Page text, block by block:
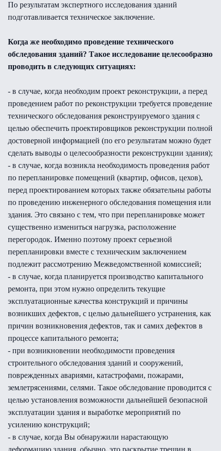
По результатам экспертного исследования зданий
подготавливается техническое заключение.
Когда же необходимо проведение технического
обследования зданий? Такое исследование целесообразно
проводить в следующих ситуациях:
- в случае, когда необходим проект реконструкции, а перед
проведением работ по реконструкции требуется проведение
технического обследования реконструируемого здания с
целью обеспечить проектировщиков реконструкции полной
достоверной информацией (по его результатам можно будет
сделать выводы о целесообразности реконструкции здания);
- в случае, когда возникла необходимость проведения работ
по перепланировке помещений (квартир, офисов, цехов),
перед проектированием которых также обязательны работы
по проведению инженерного обследования помещения или
здания. Это связано с тем, что при перепланировке может
существенно измениться нагрузка, расположение
перегородок. Именно поэтому проект серьезной
перепланировки вместе с техническим заключением
подлежит рассмотрению Межведомственной комиссией;
- в случае, когда планируется производство капитального
ремонта, при этом нужно определить текущие
эксплуатационные качества конструкций и причины
возникших дефектов, с целью дальнейшего устранения, как
причин возникновения дефектов, так и самих дефектов в
процессе капитального ремонта;
- при возникновении необходимости проведения
строительного обследования зданий и сооружений,
поврежденных авариями, катастрофами, пожарами,
землетрясениями, селями. Такое обследование проводится с
целью установления возможности дальнейшей безопасной
эксплуатации здания и выработке мероприятий по
усилению конструкций;
- в случае, когда Вы обнаружили нарастающую
деформацию здания, обычно, это раскрытие трещин в